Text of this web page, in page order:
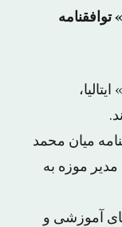
توافقنامه
میان محمد
مدیر موزه به
آموزشی و